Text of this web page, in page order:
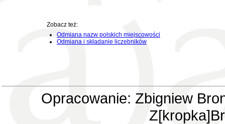
Zobacz też:
Odmiana nazw polskich miejscowości
Odmiana i składanie liczebników
Opracowanie: Zbigniew